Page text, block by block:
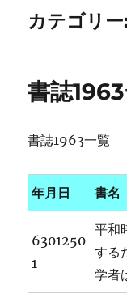
カテゴリ
書誌
書誌1963一覧
年月日 書名
6301250
1
平和
する
学者